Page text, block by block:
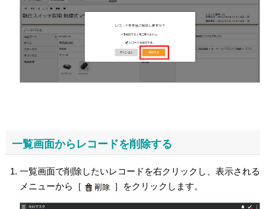
一覧画面からレコードを削除する
一覧画面で削除したいレコードを右クリックし、表示される
メニューから［
］をクリックします。